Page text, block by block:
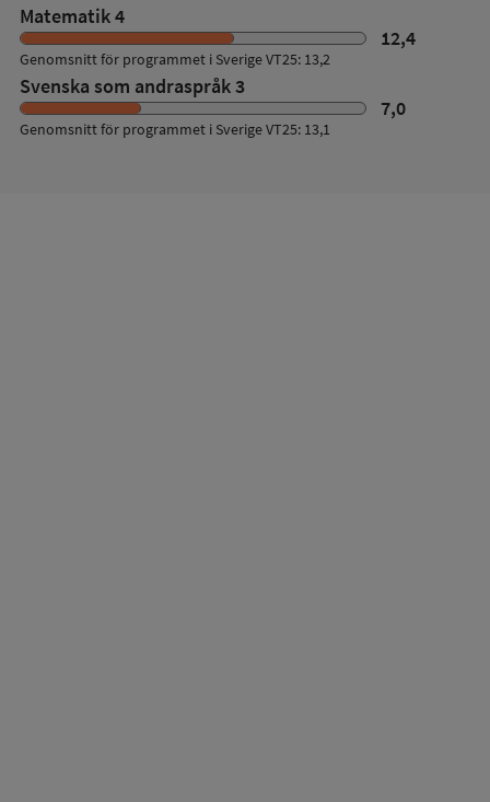
Matematik 4
12,4
Genomsnitt för programmet i Sverige VT25: 13,2
Svenska som andraspråk 3
7,0
Genomsnitt för programmet i Sverige VT25: 13,1